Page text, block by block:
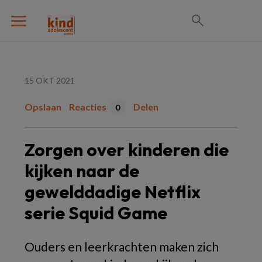
15 OKT 2021
Opslaan Reacties 0 Delen
Zorgen over kinderen die
kijken naar de
gewelddadige Netflix
serie Squid Game
Ouders en leerkrachten maken zich